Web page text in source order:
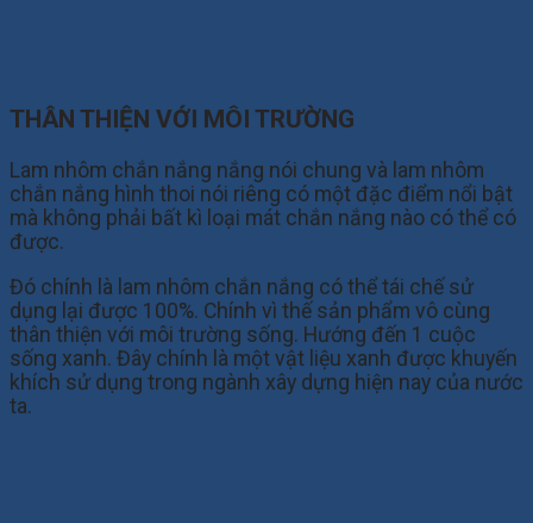
THÂN THIỆN VỚI MÔI TRƯỜNG
Lam nhôm chắn nắng nắng nói chung và lam nhôm
chắn nắng hình thoi nói riêng có một đặc điểm nổi bật
mà không phải bất kì loại mát chắn nắng nào có thể có
được.
Đó chính là lam nhôm chắn nắng có thể tái chế sử
dụng lại được 100%. Chính vì thế sản phẩm vô cùng
thân thiện với môi trường sống. Hướng đến 1 cuộc
sống xanh. Đây chính là một vật liệu xanh được khuyến
khích sử dụng trong ngành xây dựng hiện nay của nước
ta.